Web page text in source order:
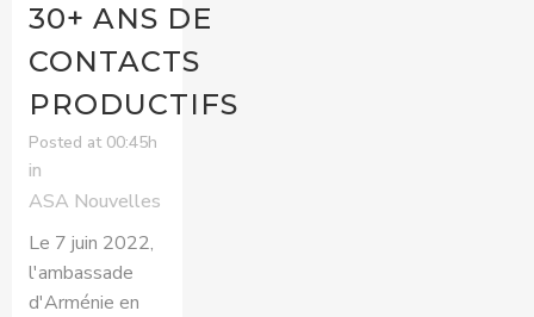
30+ ANS DE
CONTACTS
PRODUCTIFS
Posted at 00:45h
in
ASA Nouvelles
Le 7 juin 2022,
l'ambassade
d'Arménie en